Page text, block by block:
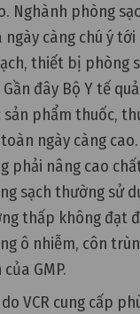
Nghành phòng
càng chú ý tới
thiết bị phòng
đây Bộ Y tế
sản phẩm thuốc,
ngày càng cao.
phải nâng cao
sạch thường sử
thấp không đạt
ô nhiễm, côn
GMP.
VCR cung cấp